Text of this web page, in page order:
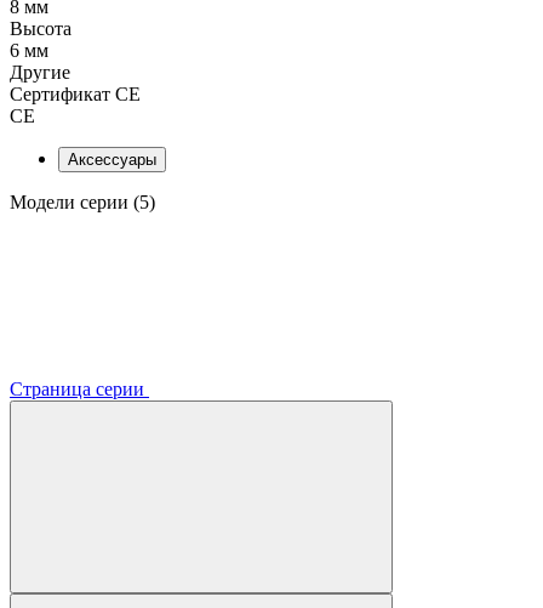
8 мм
Высота
6 мм
Другие
Сертификат CE
CE
Аксессуары
Модели серии (5)
Страница серии